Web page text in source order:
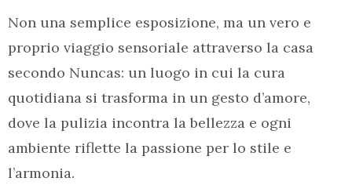
Non una semplice esposizione, ma un vero e
proprio viaggio sensoriale attraverso la casa
secondo Nuncas: un luogo in cui la cura
quotidiana si trasforma in un gesto d’amore,
dove la pulizia incontra la bellezza e ogni
ambiente riflette la passione per lo stile e
l’armonia.